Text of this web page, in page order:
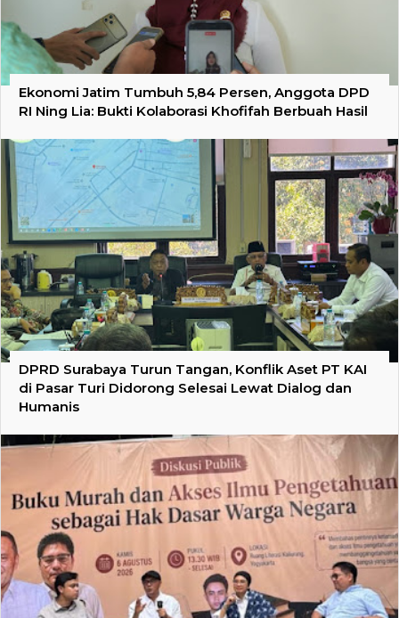
Ekonomi Jatim Tumbuh 5,84 Persen, Anggota DPD
RI Ning Lia: Bukti Kolaborasi Khofifah Berbuah Hasil
DPRD Surabaya Turun Tangan, Konflik Aset PT KAI
di Pasar Turi Didorong Selesai Lewat Dialog dan
Humanis